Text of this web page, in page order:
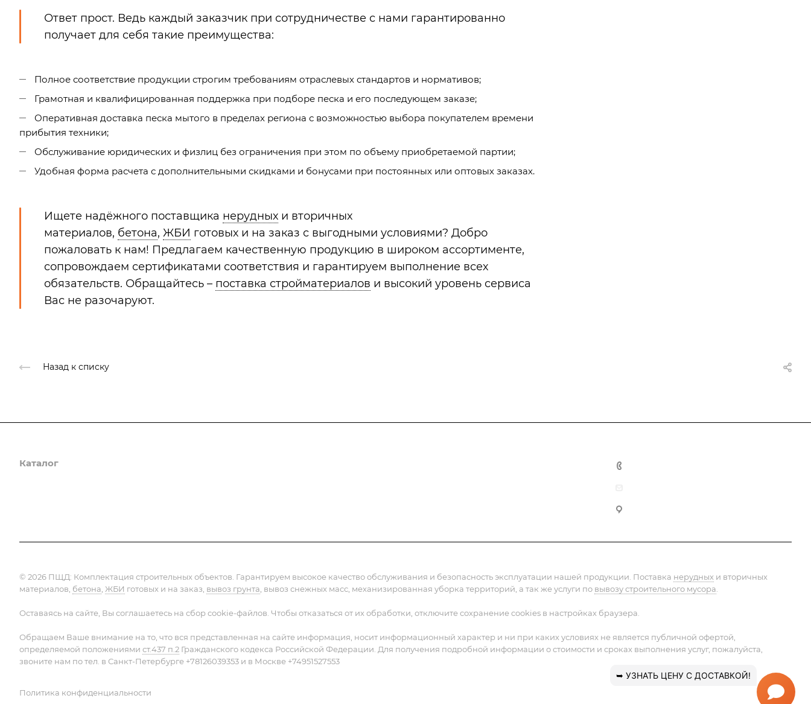
Ответ прост. Ведь каждый заказчик при сотрудничестве с нами гарантированно
получает для себя такие преимущества:
Полное соответствие продукции строгим требованиям отраслевых стандартов и нормативов;
Грамотная и квалифицированная поддержка при подборе песка и его последующем заказе;
Оперативная доставка песка мытого в пределах региона с возможностью выбора покупателем времени
прибытия техники;
Обслуживание юридических и физлиц без ограничения при этом по объему приобретаемой партии;
Удобная форма расчета с дополнительными скидками и бонусами при постоянных или оптовых заказах.
Ищете надёжного поставщика нерудных и вторичных
материалов, бетона, ЖБИ готовых и на заказ с выгодными условиями? Добро
пожаловать к нам! Предлагаем качественную продукцию в широком ассортименте,
сопровождаем сертификатами соответствия и гарантируем выполнение всех
обязательств. Обращайтесь – поставка стройматериалов и высокий уровень сервиса
Вас не разочаруют.
Назад к списку
Каталог
© 2026 ПЩД: Комплектация строительных объектов . Гарантируем высокое качество обслуживания и безопасность эксплуатации нашей продукции. Поставка нерудных и вторичных
материалов, бетона ЖБИ готовых и на заказ, вывоз грунта , вывоз снежных масс, механизированная уборка территорий, а так же услуги по вывозу строительного мусора
Оставаясь на сайте, Вы соглашаетесь на сбор cookie-файлов. Чтобы отказаться от их обработки, отключите сохранение cookies в настройках браузера.
Обращаем Ваше внимание на то, что вся представленная на сайте информация, носит информационный характер и ни при каких условиях не является публичной офертой,
определяемой положениями ст.437 п.2 Гражданского кодекса Российской Федерации. Для получения подробной информации о стоимости и сроках выполнения услуг, пожалуйста,
звоните нам по тел. в Санкт-Петербурге +78126039353 и в Москве +74951527553
Политика конфиденциальности